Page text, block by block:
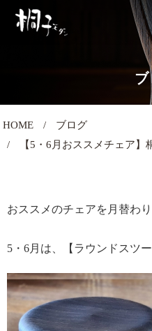
HOME
ブログ
【5・6月おススメチェア
おススメのチェアを月替わり
5・6月は、【ラウンドスツー